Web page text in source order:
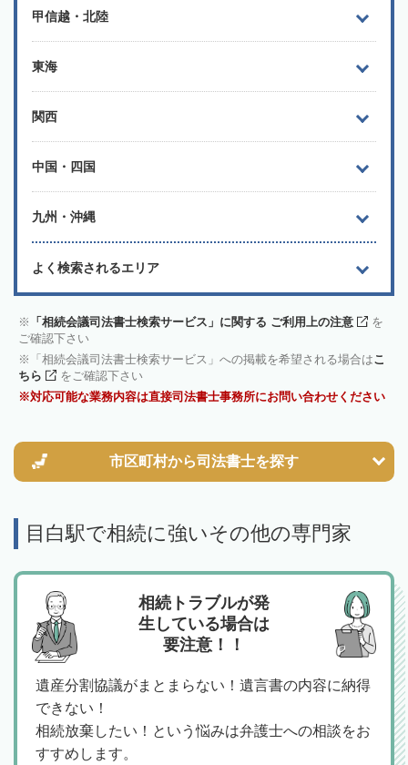
甲信越・北陸
東海
関西
中国・四国
九州・沖縄
よく検索されるエリア
「相続会議司法書士検索サービス」に関する ご利用上の注意
を
ご確認下さい
「相続会議司法書士検索サービス」への掲載を希望される場合はこ
ちら
をご確認下さい
対応可能な業務内容は直接司法書士事務所にお問い合わせください
市区町村から司法書士を探す
目白駅で相続に強いその他の専門家
相続トラブルが発
生している場合は
要注意！！
遺産分割協議がまとまらない！遺言書の内容に納得
できない！
相続放棄したい！という悩みは弁護士への相談をお
すすめします。